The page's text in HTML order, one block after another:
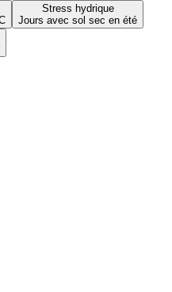
Stress hydrique
Jours avec sol sec en été